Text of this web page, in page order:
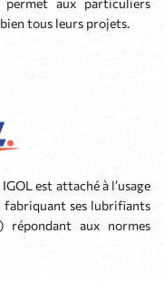
tous leurs projets.
est attaché à l’usage
fabriquant ses lubrifiants
répondant aux normes